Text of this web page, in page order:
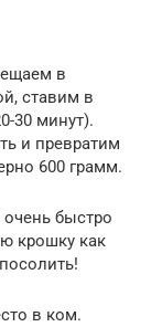
в
ставим в
30 минут).
и превратим
600 грамм.
быстро
крошку как
в ком.